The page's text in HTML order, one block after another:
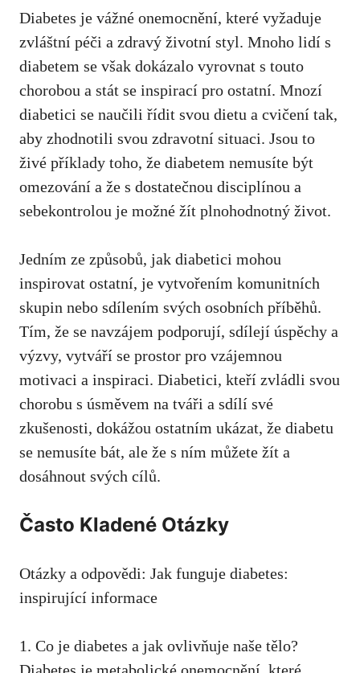
Diabetes je⁢ vážné ​onemocnění, ⁣které vyžaduje
zvláštní péči a zdravý⁢ životní‌ styl. Mnoho lidí s
diabetem se však dokázalo vyrovnat ⁢s touto
⁤chorobou ​a ⁤stát se inspirací pro⁢ ostatní. Mnozí‍
diabetici se naučili řídit⁤ svou ‍dietu a cvičení tak,⁣
aby zhodnotili svou zdravotní‌ situaci. ​Jsou to
živé příklady toho, že⁢ diabetem nemusíte být‍
omezování ⁢a že s dostatečnou disciplínou a ​
sebekontrolou je‍ možné⁣ žít plnohodnotný ​život.
Jedním⁢ ze způsobů, jak ​diabetici mohou
inspirovat ​ostatní,⁣ je vytvořením komunitních⁣
skupin nebo⁢ sdílením ‍svých osobních příběhů.
Tím,⁣ že se navzájem podporují,⁣ sdílejí úspěchy ⁢a​
výzvy, ⁢vytváří se prostor pro ⁤vzájemnou
motivaci ‌a⁣ inspiraci. Diabetici, ‌kteří zvládli svou
chorobu ⁢s⁤ úsměvem ‌na‍ tváři a sdílí své
zkušenosti, dokážou ostatním ​ukázat, že diabetu⁣
se nemusíte bát, ⁢ale že ⁣s ním můžete žít ⁤a
dosáhnout svých cílů.
Často Kladené‌ Otázky
Otázky ​a ‌odpovědi: ⁢Jak funguje diabetes:‌
inspirující‌ informace
1.‌ Co je ​diabetes a jak‍ ovlivňuje naše tělo?